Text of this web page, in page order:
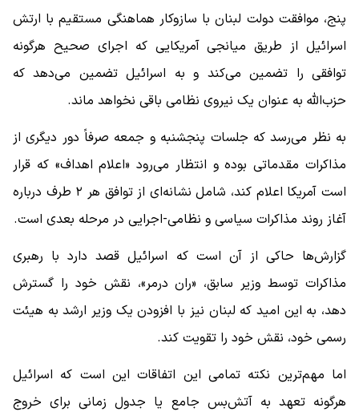
پنج، موافقت دولت لبنان با سازوکار هماهنگی مستقیم با ارتش
اسرائیل از طریق میانجی آمریکایی که اجرای صحیح هرگونه
توافقی را تضمین می‌کند و به اسرائیل تضمین می‌دهد که
حزب‌الله به عنوان یک نیروی نظامی باقی نخواهد ماند.
به نظر می‌رسد که جلسات پنجشنبه و جمعه صرفاً دور دیگری از
مذاکرات مقدماتی بوده و انتظار می‌رود «اعلام اهداف» که قرار
است آمریکا اعلام کند، شامل نشانه‌ای از توافق هر ۲ طرف درباره
آغاز روند مذاکرات سیاسی و نظامی-اجرایی در مرحله بعدی است.
گزارش‌ها حاکی از آن است که اسرائیل قصد دارد با رهبری
مذاکرات توسط وزیر سابق، «ران درمر»، نقش خود را گسترش
دهد، به این امید که لبنان نیز با افزودن یک وزیر ارشد به هیئت
رسمی خود، نقش خود را تقویت کند.
اما مهم‌ترین نکته تمامی این اتفاقات این است که اسرائیل
هرگونه تعهد به آتش‌بس جامع یا جدول زمانی برای خروج